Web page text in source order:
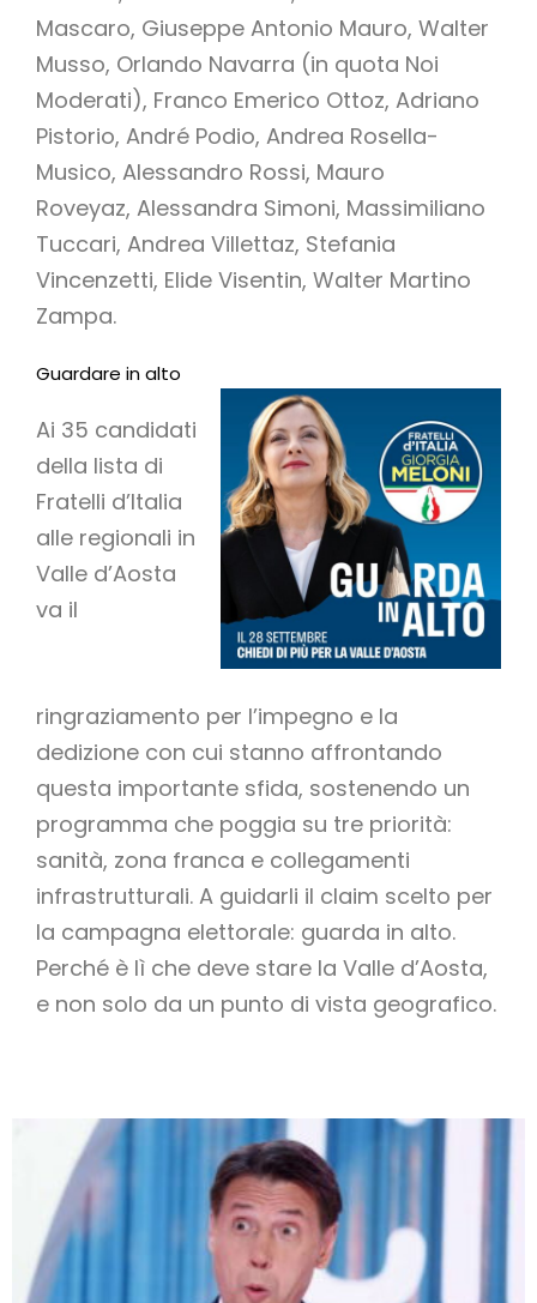
Mascaro, Giuseppe Antonio Mauro, Walter
Musso, Orlando Navarra (in quota Noi
Moderati), Franco Emerico Ottoz, Adriano
Pistorio, André Podio, Andrea Rosella-
Musico, Alessandro Rossi, Mauro
Roveyaz, Alessandra Simoni, Massimiliano
Tuccari, Andrea Villettaz, Stefania
Vincenzetti, Elide Visentin, Walter Martino
Zampa.
Guardare in alto
Ai 35 candidati
della lista di
Fratelli d’Italia
alle regionali in
Valle d’Aosta
va il
ringraziamento per l’impegno e la
dedizione con cui stanno affrontando
questa importante sfida, sostenendo un
programma che poggia su tre priorità:
sanità, zona franca e collegamenti
infrastrutturali. A guidarli il claim scelto per
la campagna elettorale: guarda in alto.
Perché è lì che deve stare la Valle d’Aosta,
e non solo da un punto di vista geografico.